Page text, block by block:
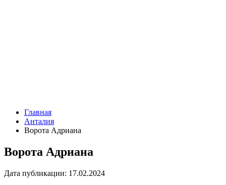
Главная
Анталия
Ворота Адриана
Ворота Адриана
Дата публикации: 17.02.2024